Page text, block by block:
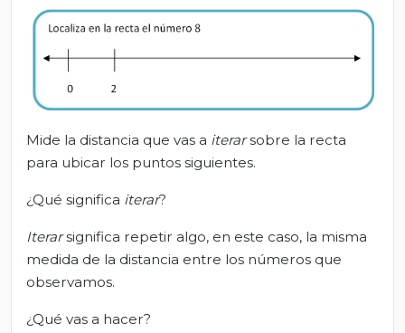
Mide la distancia que vas a iterarsobre la recta
para ubicar los puntos siguientes.
¿Qué significa iterar?
Iterarsignifica repetir algo, en este caso, la misma
medida de la distancia entre los números que
observamos.
¿Qué vas a hacer?